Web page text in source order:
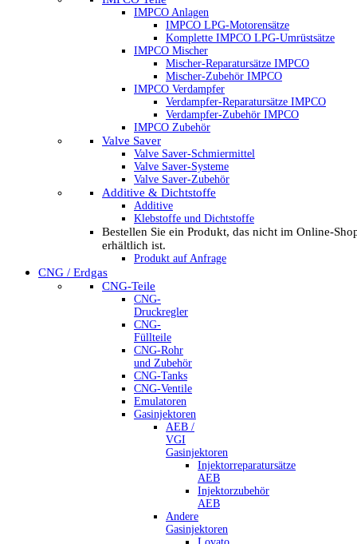
IMPCO Anlagen
IMPCO LPG-Motorensätze
Komplette IMPCO LPG-Umrüstsätze
IMPCO Mischer
Mischer-Reparatursätze IMPCO
Mischer-Zubehör IMPCO
IMPCO Verdampfer
Verdampfer-Reparatursätze IMPCO
Verdampfer-Zubehör IMPCO
IMPCO Zubehör
Valve Saver
Valve Saver-Schmiermittel
Valve Saver-Systeme
Valve Saver-Zubehör
Additive & Dichtstoffe
Additive
Klebstoffe und Dichtstoffe
Bestellen Sie ein Produkt, das nicht im Online-
erhältlich ist.
Produkt auf Anfrage
CNG / Erdgas
CNG-Teile
CNG-
Druckregler
CNG-
Füllteile
CNG-Rohr
und Zubehör
CNG-Tanks
CNG-Ventile
Emulatoren
Gasinjektoren
AEB /
VGI
Gasinjektoren
Injektorreparatursätze
AEB
Injektorzubehör
AEB
Andere
Gasinjektoren